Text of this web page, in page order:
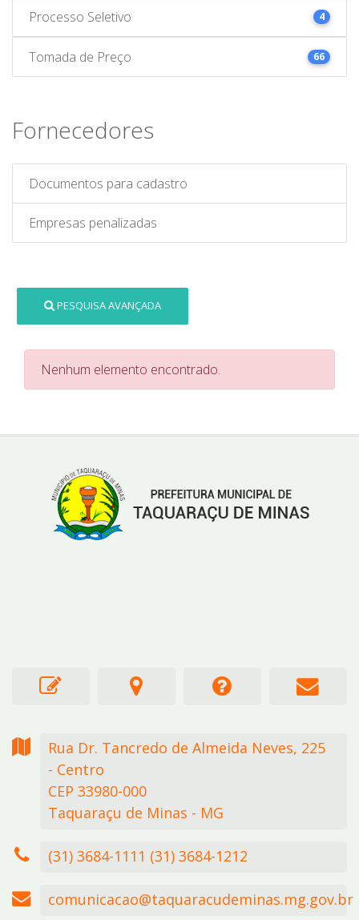
Processo Seletivo 4
Tomada de Preço 66
Fornecedores
Documentos para cadastro
Empresas penalizadas
PESQUISA AVANÇADA
Nenhum elemento encontrado.
Rua Dr. Tancredo de Almeida Neves, 225
- Centro
CEP 33980-000
Taquaraçu de Minas - MG
(31) 3684-1111 (31) 3684-1212
comunicacao@taquaracudeminas.mg.gov.br